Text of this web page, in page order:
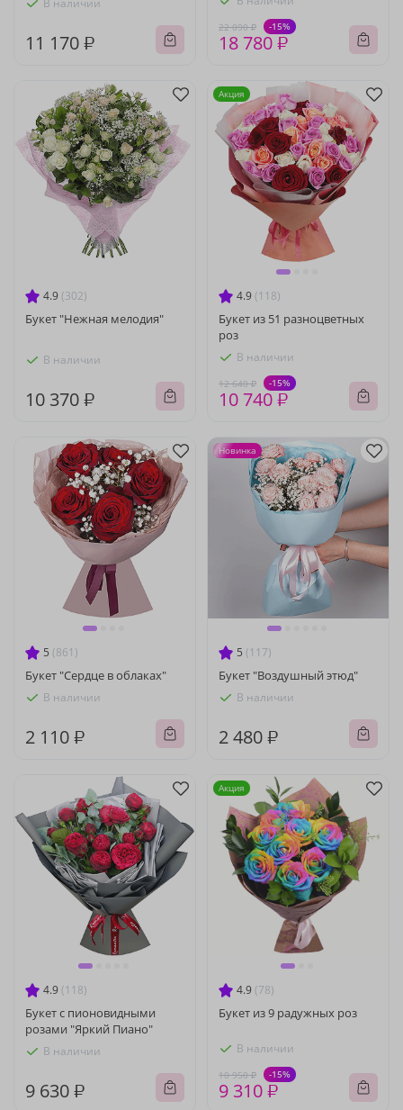
В наличии
11 170 ₽
22 090 ₽ -15%
18 780 ₽
4.9 (302)
Букет "Нежная мелодия"
В наличии
10 370 ₽
4.9 (118)
Букет из 51 разноцветных
роз
В наличии
12 640 ₽ -15%
10 740 ₽
Акция
5 (861)
Букет "Сердце в облаках"
В наличии
2 110 ₽
5 (117)
Букет "Воздушный этюд"
В наличии
2 480 ₽
Новинка
4.9 (118)
Букет с пионовидными
розами "Яркий Пиано"
В наличии
9 630 ₽
4.9 (78)
Букет из 9 радужных роз
В наличии
10 950 ₽ -15%
9 310 ₽
Акция